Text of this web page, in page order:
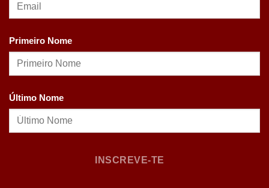
Primeiro Nome
Último Nome
INSCREVE-TE